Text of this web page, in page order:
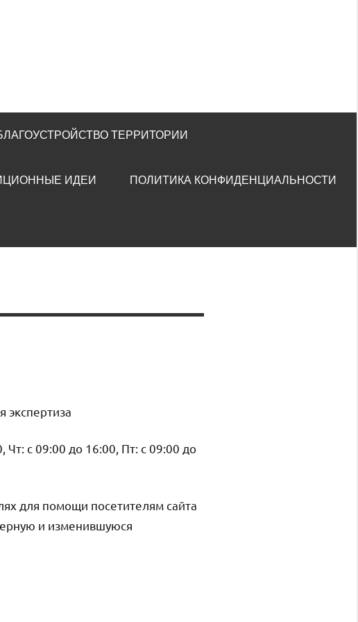
ТЕРРИТОРИИ
ИДЕИ ПОЛИТИКА КОНФИДЕНЦИАЛЬНОСТИ
экспертиза
с 09:00 до 16:00, Пт: с 09:00 до
для помощи посетителям сайта
и изменившуюся